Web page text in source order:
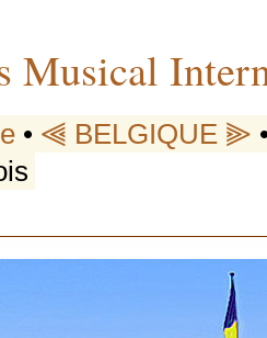
Musical
• ⫷ BELGIQUE ⫸